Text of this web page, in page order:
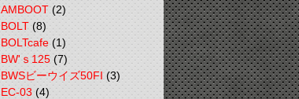
AMBOOT(2)
BOLT(8)
BOLTcafe(1)
BW'ｓ125(7)
BWSビーウイズ50FI(3)
EC-03(4)